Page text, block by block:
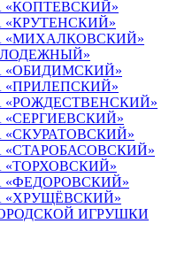
«КОПТЕВСКИЙ»
«КРУТЕНСКИЙ»
«МИХАЛКОВСКИЙ»
«ОБИДИМСКИЙ»
«ПРИЛЕПСКИЙ»
«РОЖДЕСТВЕНСКИЙ»
«СТАРОБАСОВСКИЙ»
«ТОРХОВСКИЙ»
«ФЕДОРОВСКИЙ»
«ХРУЩЁВСКИЙ»
ИГРУШКИ